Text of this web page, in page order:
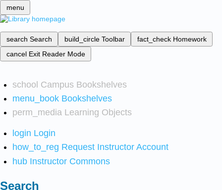
menu
search Search build_circle Toolbar fact_check Homework
cancel Exit Reader Mode
school Campus Bookshelves
menu_book Bookshelves
perm_media Learning Objects
login Login
how_to_reg Request Instructor Account
hub Instructor Commons
Search